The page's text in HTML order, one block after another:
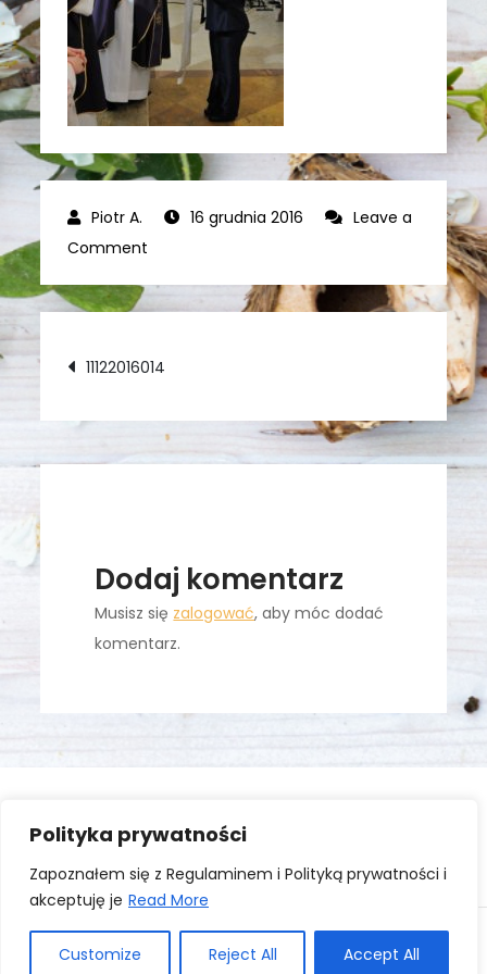
Polityka prywatności
Zapoznałem się z Regulaminem i Polityką prywatności i
akceptuję je Read More
Customize Reject All Accept All
16 grudnia 2016
Leave a
Comment
Nawigacja
wpisu
11122016014
Dodaj komentarz
Musisz się zalogować, aby móc dodać
komentarz.
Zaloguj się
Copyright © All rights reserved. Theme Kourtier Blog
Creativ Themes